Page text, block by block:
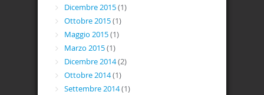
Dicembre 2015(1)
Ottobre 2015(1)
Maggio 2015(1)
Marzo 2015(1)
Dicembre 2014(2)
Ottobre 2014(1)
Settembre 2014(1)